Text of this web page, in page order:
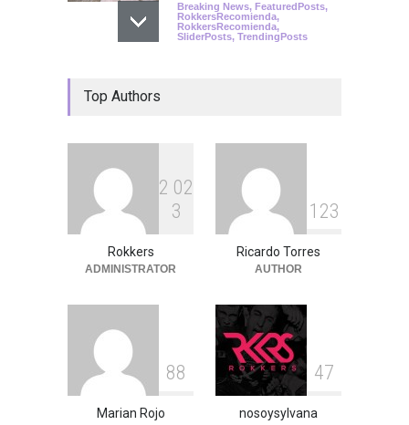
Breaking News, FeaturedPosts,
RokkersRecomienda,
RokkersRecomienda,
SliderPosts, TrendingPosts
Top Authors
2 02
3
Rokkers
ADMINISTRATOR
1 23
Ricardo Torres
AUTHOR
88
Marian Rojo
47
nosoysylvana